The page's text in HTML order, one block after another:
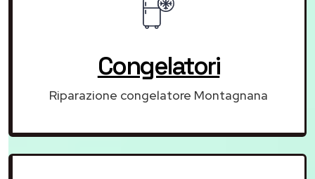
Congelatori
Riparazione congelatore Montagnana